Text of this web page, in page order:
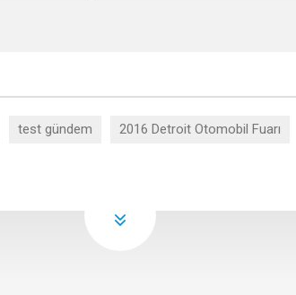
test gündem 2016 Detroit Otomobil Fuarı